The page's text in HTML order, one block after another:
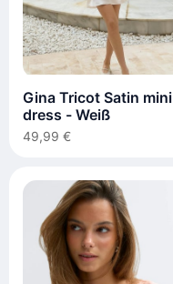
Gina Tricot Satin mini
dress - Weiß
49,99 €